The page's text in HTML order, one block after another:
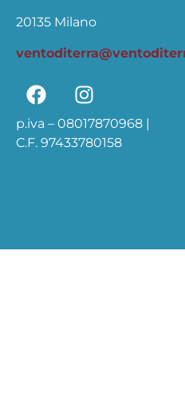
20135 Milano
p.iva – 08017870968 |
C.F. 97433780158